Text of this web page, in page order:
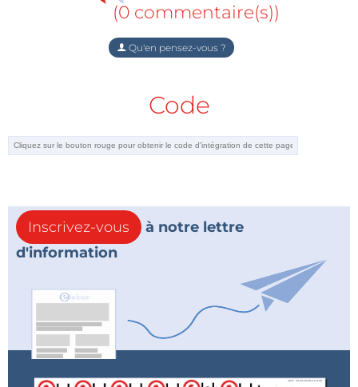
(0 commentaire(s))
Qu'en pensez-vous ?
Code
Inscrivez-vous
à notre lettre
d'information